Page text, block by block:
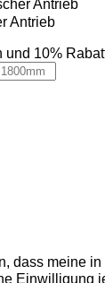
Antrieb
10%
dass meine
Einwilligung